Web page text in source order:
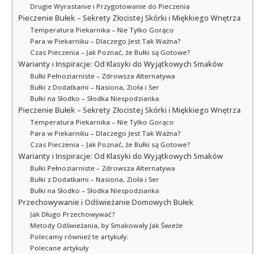
Drugie Wyrastanie i Przygotowanie do Pieczenia
Pieczenie Bułek – Sekrety Złocistej Skórki i Miękkiego Wnętrza
Temperatura Piekarnika – Nie Tylko Gorąco
Para w Piekarniku – Dlaczego Jest Tak Ważna?
Czas Pieczenia – Jak Poznać, że Bułki są Gotowe?
Warianty i Inspiracje: Od Klasyki do Wyjątkowych Smaków
Bułki Pełnoziarniste – Zdrowsza Alternatywa
Bułki z Dodatkami – Nasiona, Zioła i Ser
Bułki na Słodko – Słodka Niespodzianka
Pieczenie Bułek – Sekrety Złocistej Skórki i Miękkiego Wnętrza
Temperatura Piekarnika – Nie Tylko Gorąco
Para w Piekarniku – Dlaczego Jest Tak Ważna?
Czas Pieczenia – Jak Poznać, że Bułki są Gotowe?
Warianty i Inspiracje: Od Klasyki do Wyjątkowych Smaków
Bułki Pełnoziarniste – Zdrowsza Alternatywa
Bułki z Dodatkami – Nasiona, Zioła i Ser
Bułki na Słodko – Słodka Niespodzianka
Przechowywanie i Odświeżanie Domowych Bułek
Jak Długo Przechowywać?
Metody Odświeżania, by Smakowały Jak Świeże
Polecamy również te artykuły:
Polecane artykuły